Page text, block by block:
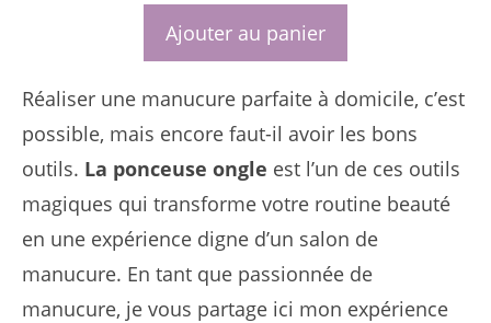
r
5
Ajouter au panier
Réaliser une manucure parfaite à domicile, c’est
possible, mais encore faut-il avoir les bons
outils. La ponceuse ongle est l’un de ces outils
magiques qui transforme votre routine beauté
en une expérience digne d’un salon de
manucure. En tant que passionnée de
manucure, je vous partage ici mon expérience